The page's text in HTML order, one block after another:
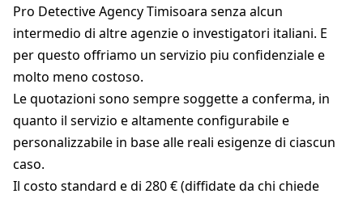
Pro Detective Agency Timisoara senza alcun
intermedio di altre agenzie o investigatori italiani. E
per questo offriamo un servizio piu confidenziale e
molto meno costoso.
Le quotazioni sono sempre soggette a conferma, in
quanto il servizio e altamente configurabile e
personalizzabile in base alle reali esigenze di ciascun
caso.
Il costo standard e di 280 € (diffidate da chi chiede